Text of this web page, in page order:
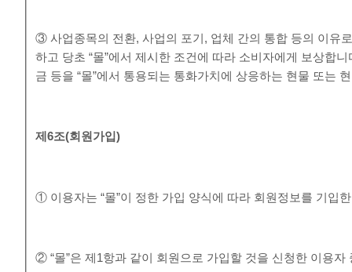
③ 사업종목의 전환, 사업의 포기, 업체 간의 통합 등의 이유
하고 당초 “몰”에서 제시한 조건에 따라 소비자에게 보상합
금 등을 “몰”에서 통용되는 통화가치에 상응하는 현물 또는
제6조(회원가입)
① 이용자는 “몰”이 정한 가입 양식에 따라 회원정보를 기입
② “몰”은 제1항과 같이 회원으로 가입할 것을 신청한 이용